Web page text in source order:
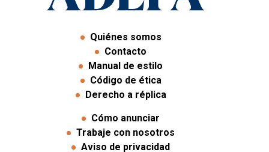
Quiénes somos
Contacto
Manual de estilo
Código de ética
Derecho a réplica
Cómo anunciar
Trabaje con nosotros
Aviso de privacidad